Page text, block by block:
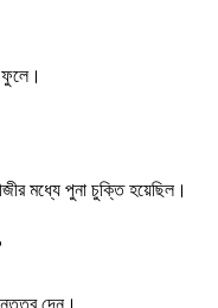
ফুলে।
মধ্যে পুনা চুক্তি হয়েছিল।